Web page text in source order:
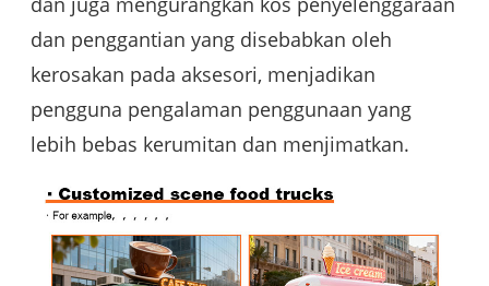
dan penggantian yang disebabkan oleh
kerosakan pada aksesori, menjadikan
pengguna pengalaman penggunaan yang
lebih bebas kerumitan dan menjimatkan.